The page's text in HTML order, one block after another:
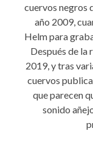
cuervos negros
año 2009,
Helm para
Después de la
2019, y tras
cuervos
que parecen
sonido